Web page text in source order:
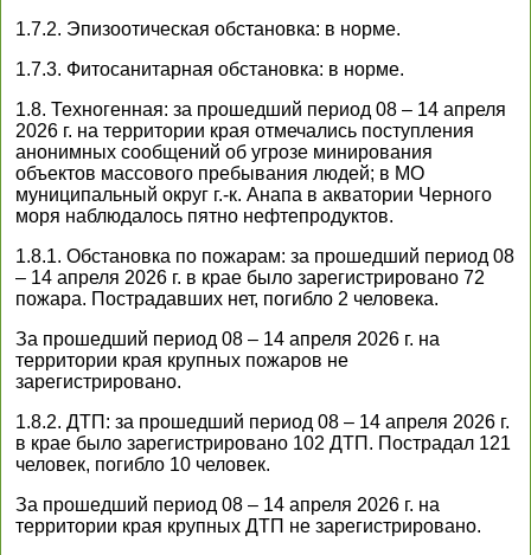
1.7.2. Эпизоотическая обстановка: в норме.
1.7.3. Фитосанитарная обстановка: в норме.
1.8. Техногенная: за прошедший период 08 – 14 апреля
2026 г. на территории края отмечались поступления
анонимных сообщений об угрозе минирования
объектов массового пребывания людей; в МО
муниципальный округ г.-к. Анапа в акватории Черного
моря наблюдалось пятно нефтепродуктов.
1.8.1. Обстановка по пожарам: за прошедший период 08
– 14 апреля 2026 г. в крае было зарегистрировано 72
пожара. Пострадавших нет, погибло 2 человека.
За прошедший период 08 – 14 апреля 2026 г. на
территории края крупных пожаров не
зарегистрировано.
1.8.2. ДТП: за прошедший период 08 – 14 апреля 2026 г.
в крае было зарегистрировано 102 ДТП. Пострадал 121
человек, погибло 10 человек.
За прошедший период 08 – 14 апреля 2026 г. на
территории края крупных ДТП не зарегистрировано.